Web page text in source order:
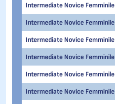
Intermediate Novice Femminile
Intermediate Novice Femminile
Intermediate Novice Femminile
Intermediate Novice Femminile
Intermediate Novice Femminile
Intermediate Novice Femminile